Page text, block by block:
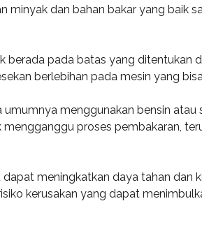
minyak dan bahan bakar yang baik
berada pada batas yang ditentukan
berlebihan pada mesin yang
menggunakan bensin
proses pembakaran,
meningkatkan daya tahan dan
kerusakan yang dapat